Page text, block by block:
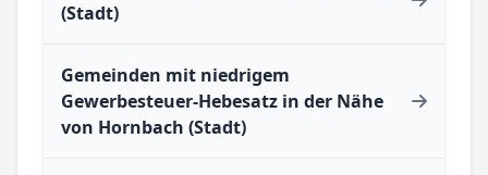
(Stadt)
Gemeinden mit niedrigem
Gewerbesteuer-Hebesatz in der Nähe
von Hornbach (Stadt)